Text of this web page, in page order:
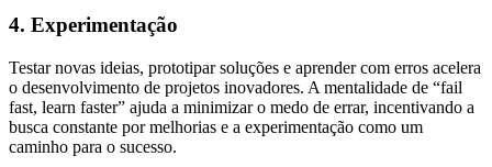
4. Experimentação
Testar novas ideias, prototipar soluções e aprender com erros acelera
o desenvolvimento de projetos inovadores. A mentalidade de “fail
fast, learn faster” ajuda a minimizar o medo de errar, incentivando a
busca constante por melhorias e a experimentação como um
caminho para o sucesso.